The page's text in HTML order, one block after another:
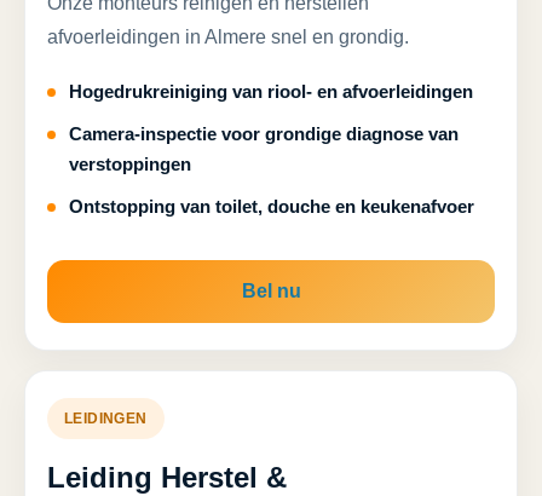
afvoerleidingen in Almere snel en grondig.
Hogedrukreiniging van riool- en afvoerleidingen
Camera-inspectie voor grondige diagnose van
verstoppingen
Ontstopping van toilet, douche en keukenafvoer
Bel nu
LEIDINGEN
Leiding Herstel &